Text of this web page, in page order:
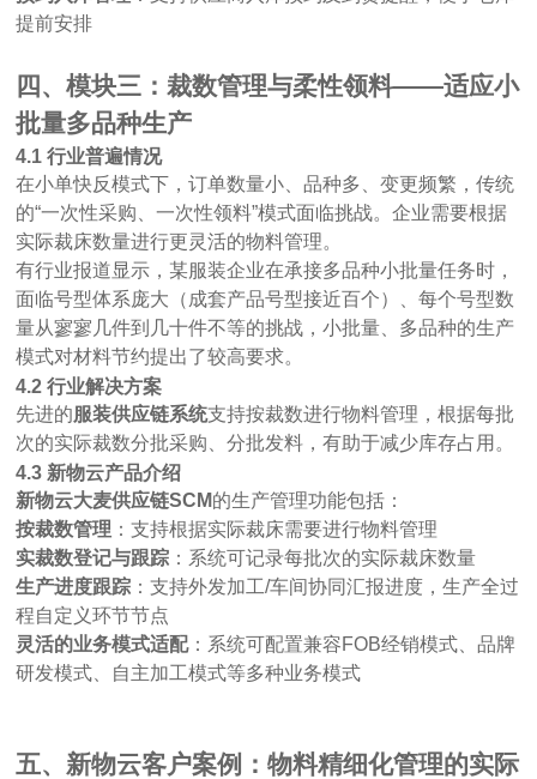
提前安排
四、模块三：裁数管理与柔性领料——适应小
批量多品种生产
4.1 行业普遍情况
在小单快反模式下，订单数量小、品种多、变更频繁，传统
的“一次性采购、一次性领料”模式面临挑战。企业需要根据
实际裁床数量进行更灵活的物料管理。
有行业报道显示，某服装企业在承接多品种小批量任务时，
面临号型体系庞大（成套产品号型接近百个）、每个号型数
量从寥寥几件到几十件不等的挑战，小批量、多品种的生产
模式对材料节约提出了较高要求。
4.2 行业解决方案
先进的 服装供应链系统支持按裁数进行物料管理，根据每批
次的实际裁数分批采购、分批发料，有助于减少库存占用。
4.3 新物云产品介绍
新物云大麦供应链SCM的生产管理功能包括：
按裁数管理 ：支持根据实际裁床需要进行物料管理
实裁数登记与跟踪 ：系统可记录每批次的实际裁床数量
生产进度跟踪 ：支持外发加工/车间协同汇报进度，生产全过
程自定义环节节点
灵活的业务模式适配：系统可配置兼容FOB经销模式、品牌
研发模式、自主加工模式等多种业务模式
五、新物云客户案例：物料精细化管理的实际